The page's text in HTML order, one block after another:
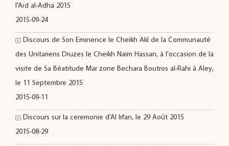
l'Aïd al-Adha 2015
2015-09-24
Discours de Son Eminence le Cheikh Akl de la Communauté
des Unitariens Druzes le Cheikh Naim Hassan, à l'occasion de la
visite de Sa Béatitude Mar zone Bechara Boutros al-Rahi à Aley,
le 11 Septembre 2015
2015-09-11
Discours sur la ceremonie d'Al Irfan, le 29 Août 2015
2015-08-29